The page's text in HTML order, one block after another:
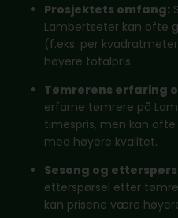
Prosjektets omfang:
Lambertseter kan ofte
(f.eks. per
høyere totalpris.
Tømrerens erfaring
erfarne tømrere på
timespris, men kan
med høyere kvalitet.
Sesong og
etterspørsel etter
kan prisene være